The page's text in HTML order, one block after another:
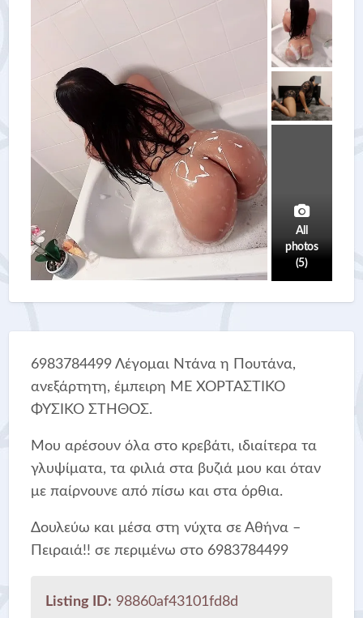
All
photos
(5)
6983784499 Λέγομαι Ντάνα η Πουτάνα,
ανεξάρτητη, έμπειρη ME ΧΟΡΤΑΣΤΙΚΟ
ΦΥΣΙΚΟ ΣΤΗΘΟΣ.
Μου αρέσουν όλα στο κρεβάτι, ιδιαίτερα τα
γλυψίματα, τα φιλιά στα βυζιά μου και όταν
με παίρνουνε από πίσω και στα όρθια.
Δουλεύω και μέσα στη νύχτα σε Αθήνα –
Πειραιά!! σε περιμένω στο 6983784499
Listing ID: 98860af43101fd8d